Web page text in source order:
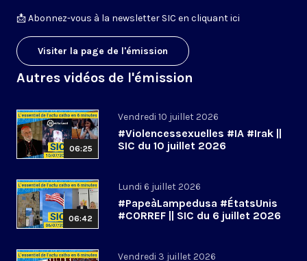
📩Abonnez-vous à la newsletter SIC en cliquant ici
Visiter la page de l'émission
Autres vidéos de l'émission
06:25
Vendredi 10 juillet 2026
#Violencessexuelles #IA #Irak ||
SIC du 10 juillet 2026
06:42
Lundi 6 juillet 2026
#PapeàLampedusa #ÉtatsUnis
#CORREF || SIC du 6 juillet 2026
Vendredi 3 juillet 2026